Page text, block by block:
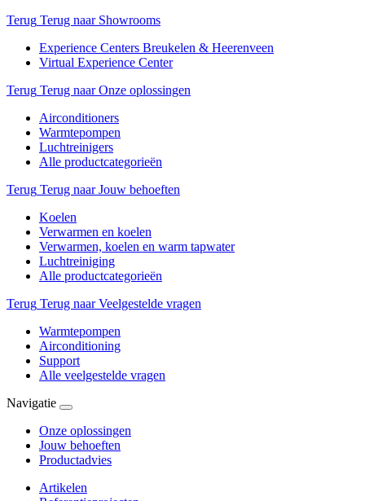
Terug Terug naar Showrooms
Experience Centers Breukelen & Heerenveen
Virtual Experience Center
Terug Terug naar Onze oplossingen
Airconditioners
Warmtepompen
Luchtreinigers
Alle productcategorieën
Terug Terug naar Jouw behoeften
Koelen
Verwarmen en koelen
Verwarmen, koelen en warm tapwater
Luchtreiniging
Alle productcategorieën
Terug Terug naar Veelgestelde vragen
Warmtepompen
Airconditioning
Support
Alle veelgestelde vragen
Navigatie
Onze oplossingen
Jouw behoeften
Productadvies
Artikelen